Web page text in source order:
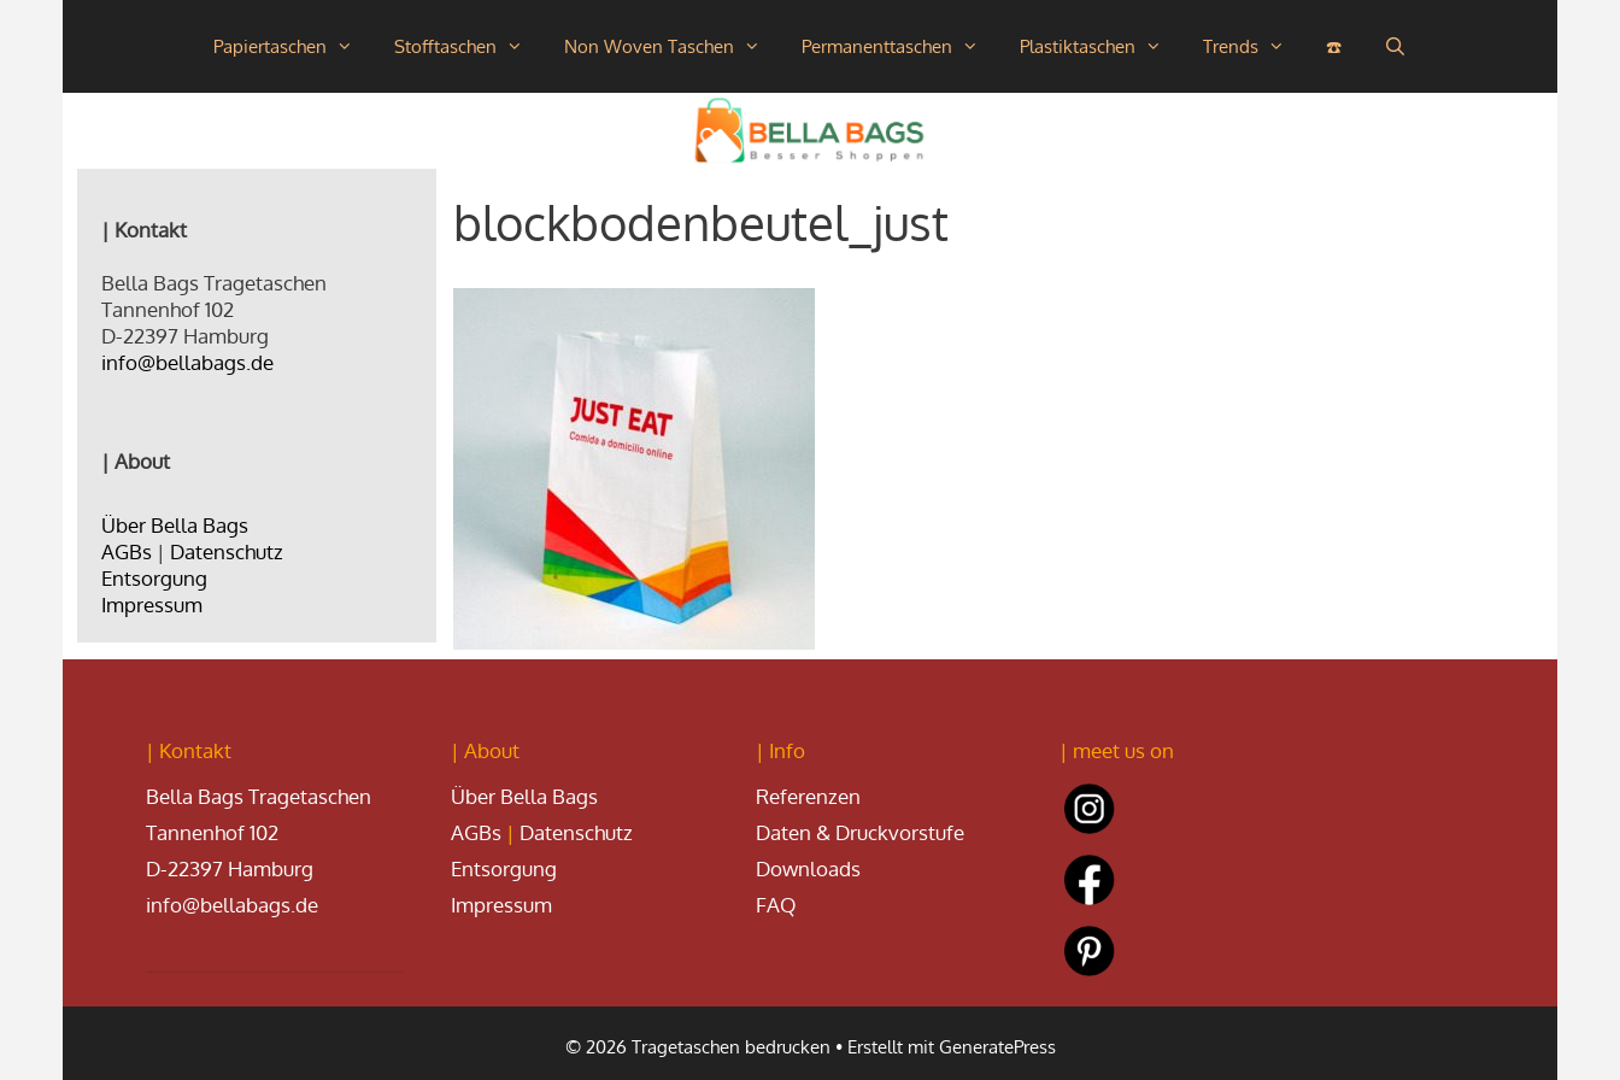
Papiertaschen Stofftaschen Non Woven Taschen Permanenttaschen Plastiktaschen Trends ☎️
blockbodenbeutel_just
| Kontakt
Bella Bags Tragetaschen
Tannenhof 102
D-22397 Hamburg
info@bellabags.de
| About
Über Bella Bags
AGBs | Datenschutz
Entsorgung
Impressum
| Kontakt
Bella Bags Tragetaschen
Tannenhof 102
D-22397 Hamburg
info@bellabags.de
| About
Über Bella Bags
AGBs| Datenschutz
Entsorgung
Impressum
| Info
Referenzen
Daten & Druckvorstufe
Downloads
FAQ
| meet us on
© 2026 Tragetaschen bedrucken • Erstellt mit GeneratePress